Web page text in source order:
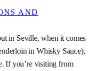
AND
in Seville, when it comes
in Whisky Sauce),
If you’re visiting from